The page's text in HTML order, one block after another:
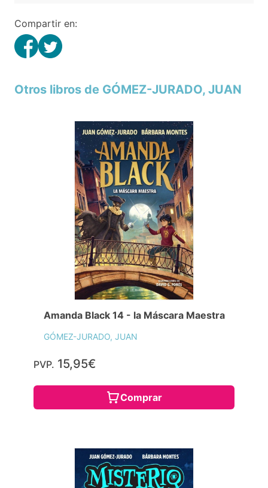
Compartir en:
Otros libros de GÓMEZ-JURADO, JUAN
Amanda Black 14 - la Máscara Maestra
GÓMEZ-JURADO, JUAN
PVP. 15,95€
Comprar